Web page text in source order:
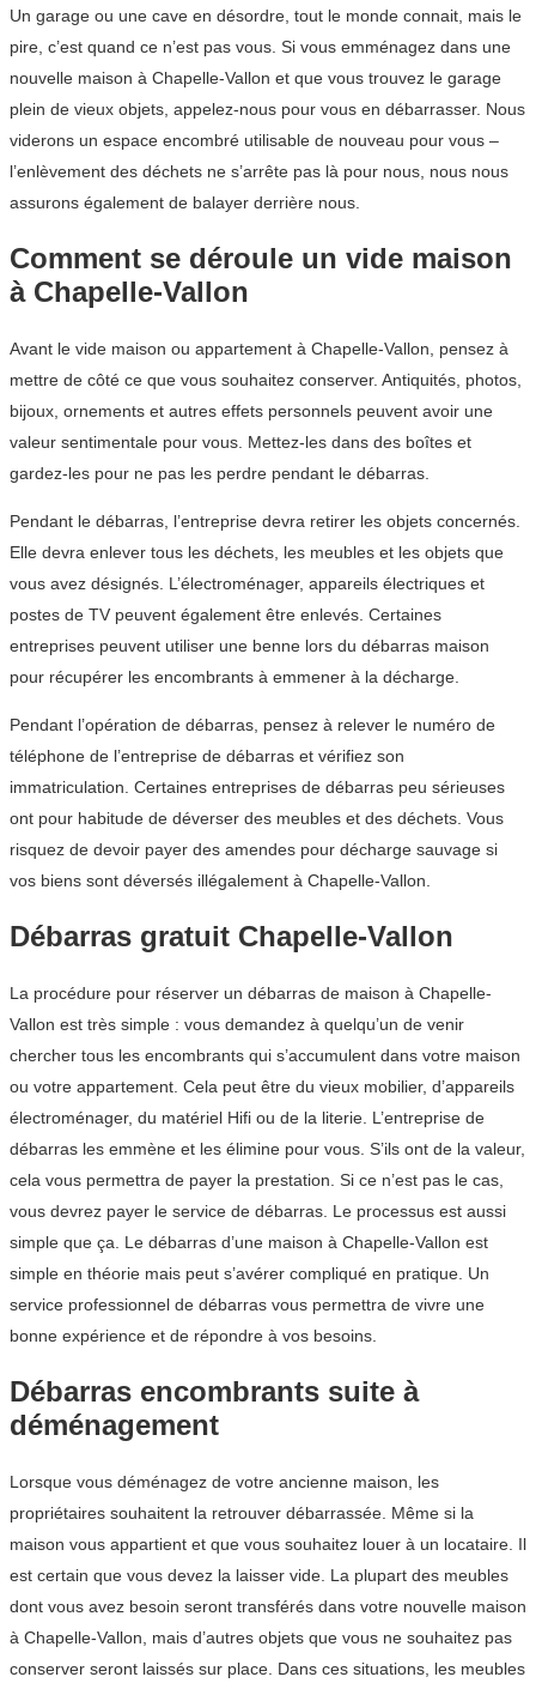
Un garage ou une cave en désordre, tout le monde connait, mais le
pire, c’est quand ce n’est pas vous. Si vous emménagez dans une
nouvelle maison à Chapelle-Vallon et que vous trouvez le garage
plein de vieux objets, appelez-nous pour vous en débarrasser. Nous
viderons un espace encombré utilisable de nouveau pour vous –
l’enlèvement des déchets ne s’arrête pas là pour nous, nous nous
assurons également de balayer derrière nous.
Comment se déroule un vide maison
à Chapelle-Vallon
Avant le vide maison ou appartement à Chapelle-Vallon, pensez à
mettre de côté ce que vous souhaitez conserver. Antiquités, photos,
bijoux, ornements et autres effets personnels peuvent avoir une
valeur sentimentale pour vous. Mettez-les dans des boîtes et
gardez-les pour ne pas les perdre pendant le débarras.
Pendant le débarras, l’entreprise devra retirer les objets concernés.
Elle devra enlever tous les déchets, les meubles et les objets que
vous avez désignés. L’électroménager, appareils électriques et
postes de TV peuvent également être enlevés. Certaines
entreprises peuvent utiliser une benne lors du débarras maison
pour récupérer les encombrants à emmener à la décharge.
Pendant l’opération de débarras, pensez à relever le numéro de
téléphone de l’entreprise de débarras et vérifiez son
immatriculation. Certaines entreprises de débarras peu sérieuses
ont pour habitude de déverser des meubles et des déchets. Vous
risquez de devoir payer des amendes pour décharge sauvage si
vos biens sont déversés illégalement à Chapelle-Vallon.
Débarras gratuit Chapelle-Vallon
La procédure pour réserver un débarras de maison à Chapelle-
Vallon est très simple : vous demandez à quelqu’un de venir
chercher tous les encombrants qui s’accumulent dans votre maison
ou votre appartement. Cela peut être du vieux mobilier, d’appareils
électroménager, du matériel Hifi ou de la literie. L’entreprise de
débarras les emmène et les élimine pour vous. S’ils ont de la valeur,
cela vous permettra de payer la prestation. Si ce n’est pas le cas,
vous devrez payer le service de débarras. Le processus est aussi
simple que ça. Le débarras d’une maison à Chapelle-Vallon est
simple en théorie mais peut s’avérer compliqué en pratique. Un
service professionnel de débarras vous permettra de vivre une
bonne expérience et de répondre à vos besoins.
Débarras encombrants suite à
déménagement
Lorsque vous déménagez de votre ancienne maison, les
propriétaires souhaitent la retrouver débarrassée. Même si la
maison vous appartient et que vous souhaitez louer à un locataire. Il
est certain que vous devez la laisser vide. La plupart des meubles
dont vous avez besoin seront transférés dans votre nouvelle maison
à Chapelle-Vallon, mais d’autres objets que vous ne souhaitez pas
conserver seront laissés sur place. Dans ces situations, les meubles